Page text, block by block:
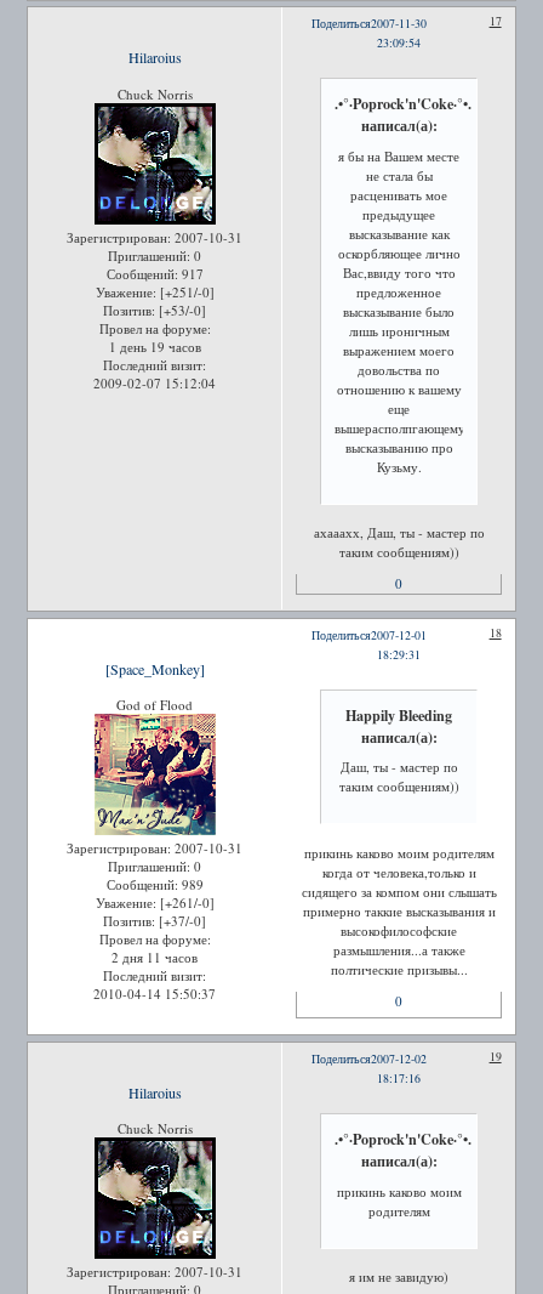
Поделиться 17
2007-11-30
23:09:54
Hilaroius
Chuck Norris
Зарегистрирован: 2007-10-31
Приглашений: 0
Сообщений: 917
Уважение: [+251/-0]
Позитив: [+53/-0]
Провел на форуме:
1 день 19 часов
Последний визит:
2009-02-07 15:12:04
.•°·Poprock'n'Coke·°•.
написал(а):
я бы на Вашем месте
не стала бы
расценивать мое
предыдущее
высказывание как
оскорбляющее лично
Вас,ввиду того что
предложенное
высказывание было
лишь ироничным
выражением моего
довольства по
отношению к вашему
еще
вышерасполпгающемуся
высказыванию про
Кузьму.
ахааахх, Даш, ты - мастер по
таким сообщениям))
0
Поделиться 18
2007-12-01
18:29:31
[Space_Monkey]
God of Flood
Зарегистрирован: 2007-10-31
Приглашений: 0
Сообщений: 989
Уважение: [+261/-0]
Позитив: [+37/-0]
Провел на форуме:
2 дня 11 часов
Последний визит:
2010-04-14 15:50:37
Happily Bleeding
написал(а):
Даш, ты - мастер по
таким сообщениям))
прикинь каково моим родителям
когда от человека,только и
сидящего за компом они слышать
примерно таккие высказывания и
высокофилософские
размышления...а также
полтические призывы...
0
Поделиться 19
2007-12-02
18:17:16
Hilaroius
Chuck Norris
Зарегистрирован: 2007-10-31
Приглашений: 0
.•°·Poprock'n'Coke·°•.
написал(а):
прикинь каково моим
родителям
я им не завидую)